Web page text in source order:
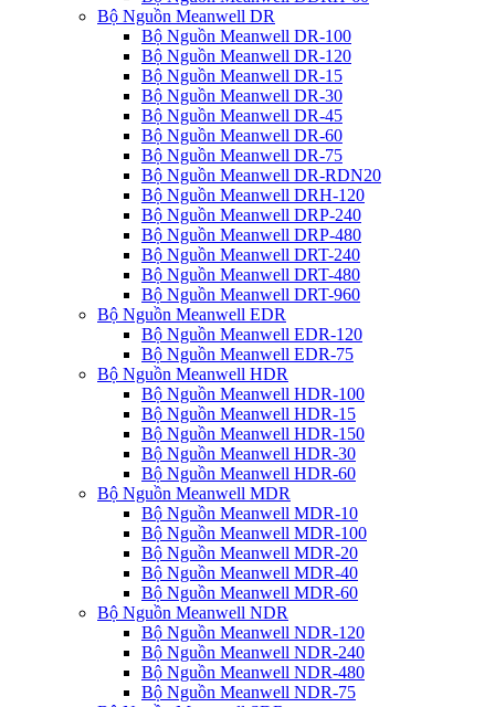
Bộ Nguồn Meanwell DR
Bộ Nguồn Meanwell DR-100
Bộ Nguồn Meanwell DR-120
Bộ Nguồn Meanwell DR-15
Bộ Nguồn Meanwell DR-30
Bộ Nguồn Meanwell DR-45
Bộ Nguồn Meanwell DR-60
Bộ Nguồn Meanwell DR-75
Bộ Nguồn Meanwell DR-RDN20
Bộ Nguồn Meanwell DRH-120
Bộ Nguồn Meanwell DRP-240
Bộ Nguồn Meanwell DRP-480
Bộ Nguồn Meanwell DRT-240
Bộ Nguồn Meanwell DRT-480
Bộ Nguồn Meanwell DRT-960
Bộ Nguồn Meanwell EDR
Bộ Nguồn Meanwell EDR-120
Bộ Nguồn Meanwell EDR-75
Bộ Nguồn Meanwell HDR
Bộ Nguồn Meanwell HDR-100
Bộ Nguồn Meanwell HDR-15
Bộ Nguồn Meanwell HDR-150
Bộ Nguồn Meanwell HDR-30
Bộ Nguồn Meanwell HDR-60
Bộ Nguồn Meanwell MDR
Bộ Nguồn Meanwell MDR-10
Bộ Nguồn Meanwell MDR-100
Bộ Nguồn Meanwell MDR-20
Bộ Nguồn Meanwell MDR-40
Bộ Nguồn Meanwell MDR-60
Bộ Nguồn Meanwell NDR
Bộ Nguồn Meanwell NDR-120
Bộ Nguồn Meanwell NDR-240
Bộ Nguồn Meanwell NDR-480
Bộ Nguồn Meanwell NDR-75